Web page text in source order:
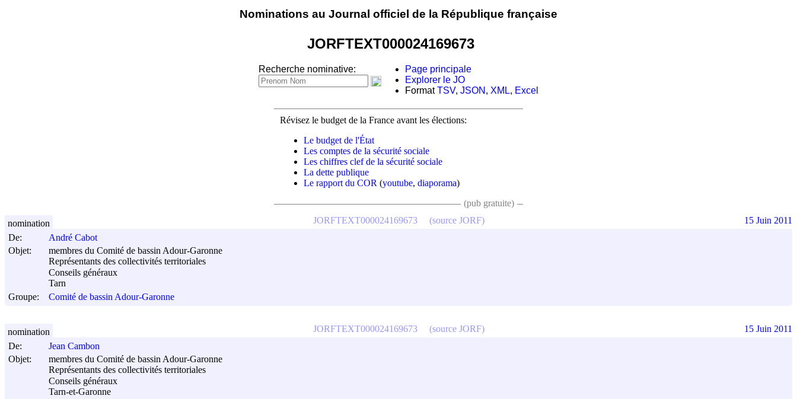
Nominations au Journal officiel de la République française
JORFTEXT000024169673
Recherche nominative:
Page principale
Explorer le JO
FormatTSV, JSON , XML, Excel
Révisez le budget de la France avant les élections:
Le budget de l'État
Les comptes de la sécurité sociale
Les chiffres clef de la sécurité sociale
La dette publique
Le rapport du COR (youtube, diaporama)
(pub gratuite)
De:
André Cabot
Objet:
membres du Comité de bassin Adour-Garonne
Représentants des collectivités territoriales
Conseils généraux
Tarn
Groupe:
Comité de bassin Adour-Garonne
JORFTEXT000024169673 (source JORF)
nomination 15 Juin 2011
De:
Jean Cambon
Objet:
membres du Comité de bassin Adour-Garonne
Représentants des collectivités territoriales
Conseils généraux
Tarn-et-Garonne
JORFTEXT000024169673 (source JORF)
nomination 15 Juin 2011